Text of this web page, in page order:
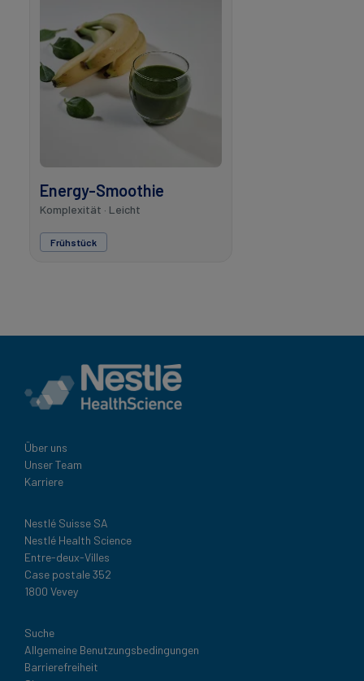
Energy-Smoothie
Komplexität · Leicht
Frühstück
Über uns
Unser Team
Karriere
Nestlé Suisse SA
Nestlé Health Science
Entre-deux-Villes
Case postale 352
1800 Vevey
Legal
Suche
Allgemeine Benutzungsbedingungen
Barrierefreiheit